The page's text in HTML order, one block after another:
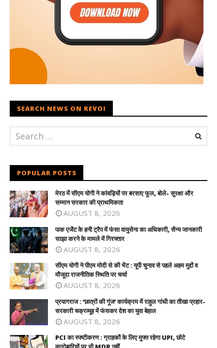
SEARCH NEWS ON REVOI
POPULAR POSTS
मेरठ में सीएम योगी ने कांवड़ियों पर बरसाए फूल, बोले- सुरक्षा और
सम्मान सरकार की प्राथमिकता
AUGUST 8, 2026
पाक एजेंट के हनी ट्रैप में फंसा वायुसेना का अधिकारी, सैन्य जानकारी
साझा करने के मामले में गिरफ्तार
AUGUST 8, 2026
सीएम योगी ने पीएम मोदी से की भेंट : यूपी चुनाव से पहले अहम मुद्दों व
मौजूदा राजनीतिक स्थिति पर चर्चा
AUGUST 8, 2026
प्रयागराज : ‘छात्रों की गूंज’ कार्यक्रम में राहुल गांधी का तीखा प्रहार-
सरकारी चक्रव्यूह में फंसकर देश का युवा बेहाल
AUGUST 8, 2026
PCI का स्पष्टीकरण : ग्राहकों के लिए मुफ्त रहेगा UPI, छोटे